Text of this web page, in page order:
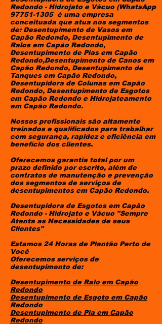
Redondo - Hidrojato e Vácuo (WhatsApp
97751-1305é uma empresa
conceituada que atua nos segmentos
de: Desentupimento de Vasos em
Capão Redondo, Desentupimento de
Ralos em Capão Redondo,
Desentupimento de Pias em Capão
Redondo,Desentupimento de Canos em
Capão Redondo, Desentupimento de
Tanques em Capão Redondo,
Desentupidora de Colunas em Capão
Redondo, Desentupimento de Esgotos
em Capão Redondo e Hidrojateamento
em Capão Redondo.
Nossos profissionais são altamente
treinados e qualificados para trabalhar
com segurança, rapidez e eficiência em
benefício dos clientes.
Oferecemos garantia total por um
prazo definido por escrito, além de
contratos de manutenção e prevenção
dos segmentos de serviços de
desentupimentos em Capão Redondo.
Desentupidora de Esgotos em Capão
Redondo - Hidrojato e Vácuo "Sempre
Atenta as Necessidades de seus
Clientes"
Estamos 24 Horas de Plantão Perto de
Você
​Oferecemos serviços de
desentupimento de:
Desentupimento de Ralo em Capão
Redondo
Desentupimento de Esgoto em Capão
Redondo
Desentupimento de Pia em Capão
Redondo